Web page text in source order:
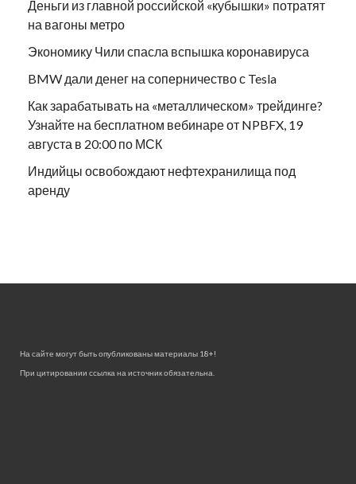
Деньги из главной российской «кубышки» потратят
на вагоны метро
Экономику Чили спасла вспышка коронавируса
BMW дали денег на соперничество с Tesla
Как зарабатывать на «металлическом» трейдинге?
Узнайте на бесплатном вебинаре от NPBFX, 19
августа в 20:00 по МСК
Индийцы освобождают нефтехранилища под
аренду
На сайте могут быть опубликованы материалы 18+!
При цитировании ссылка на источник обязательна.